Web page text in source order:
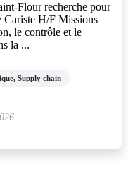
Flour recherche pour
Cariste H/F Missions
le contrôle et le
la ...
Supply chain